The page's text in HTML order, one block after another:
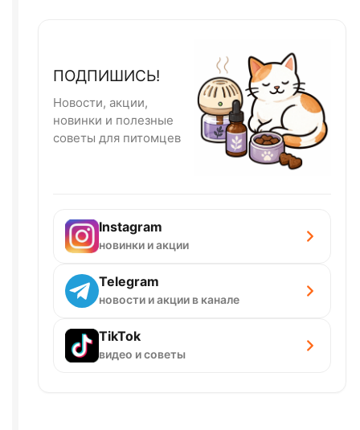
ПОДПИШИСЬ!
Новости, акции,
новинки и полезные
советы для питомцев
Instagram
новинки и акции
Telegram
новости и акции в канале
TikTok
видео и советы